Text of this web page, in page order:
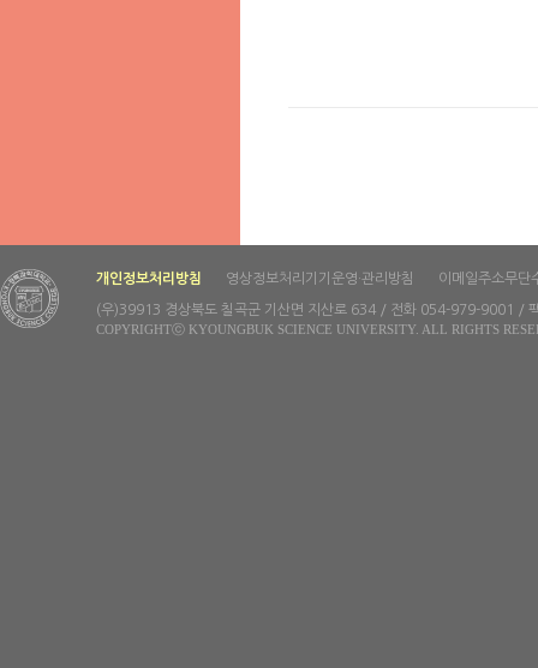
개인정보처리방침 영상정보처리기기운영·관리방침 이메일주소무단
(우)39913 경상북도 칠곡군 기산면 지산로 634 / 전화 054-979-9001 /
COPYRIGHTⓒ KYOUNGBUK SCIENCE UNIVERSITY. ALL RIGHTS